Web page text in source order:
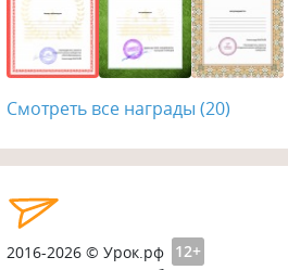
Смотреть все награды (20)
2016-2026 © Урок.рф 12+